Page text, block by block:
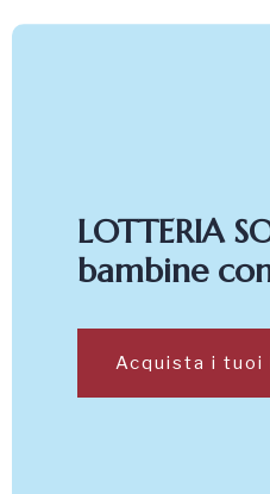
LOTTERIA
bambine
Acquista i